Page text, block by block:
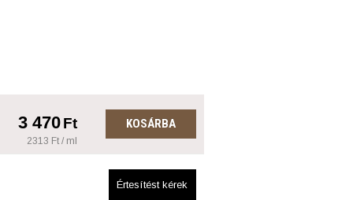
3 470Ft
2313 Ft / ml
KOSÁRBA
Értesítést kérek